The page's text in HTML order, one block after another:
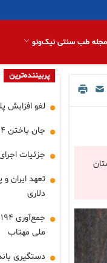
مجله طب سنتی نیک‌ونو
بلوچستان
پربیننده‌ترین
لغو افزایش
جان باختن ۲۴ زائر اربعین در تصادفات
جزئیات
دلاری
ملی مهتاب
دستگیری